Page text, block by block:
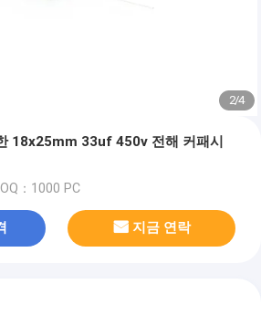
2/4
18x25mm 33uf 450v 전해 커패시
：1000 PC
지금 연락